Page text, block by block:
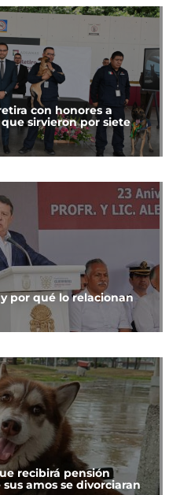
con honores a
sirvieron por siete
por qué lo relacionan
recibirá pensión
amos se divorciaran